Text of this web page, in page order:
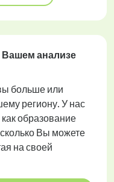
Вашем анализе
больше или
региону. У нас
образование
Вы можете
на своей